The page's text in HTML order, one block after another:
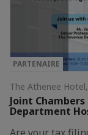
PARTENAIRE
The Athenee
Joint
Department